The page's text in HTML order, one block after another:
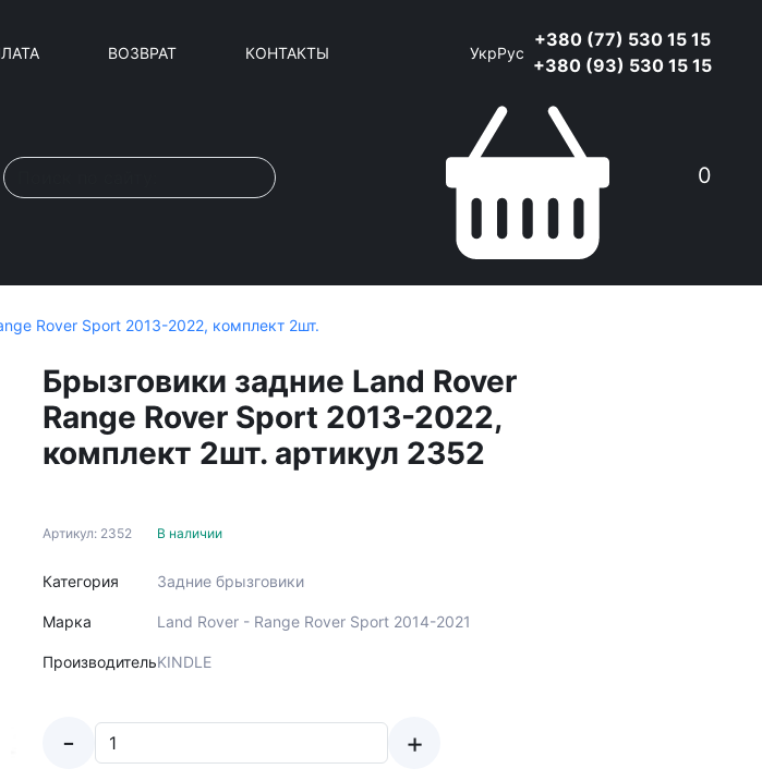
ВОЗВРАТ КОНТАКТЫ УкрРус
+380 (77) 530 15 15
+380 (93) 530 15 15
0
Rover Sport 2013-2022, комплект 2шт.
Брызговики задние Land Rover
Range Rover Sport 2013-2022,
комплект 2шт. артикул 2352
Артикул: 2352
Категория
Марка
Производитель
В наличии
Задние брызговики
Land Rover - Range Rover Sport 2014-2021
KINDLE
- +